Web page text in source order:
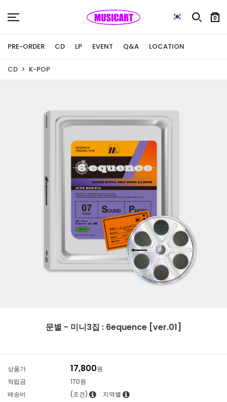
0
PRE-ORDER CD LP EVENT Q&A LOCATION
CD K-POP
문별 - 미니3집 : 6equence [ver.01]
상품가 17,800원
적립금
170원
배송비
(조건)
지역별